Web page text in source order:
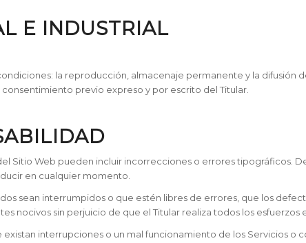
E INDUSTRIAL
la reproducción, almacenaje permanente y la
previo expreso y por escrito del Titular.
Sitio Web pueden incluir incorrecciones o errores tipográficos.
en cualquier momento.
sean interrumpidos o que estén libres de errores, que los
nocivos sin perjuicio de que el Titular realiza todos los esfuerzos
interrupciones o un mal funcionamiento de los Servicios o